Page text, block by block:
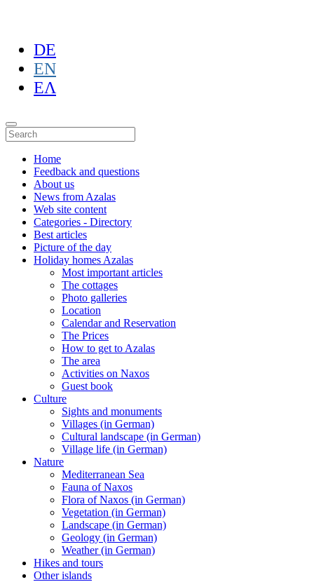
DE
EN
ΕΛ
Home
Feedback and questions
About us
News from Azalas
Web site content
Categories - Directory
Best articles
Picture of the day
Holiday homes Azalas
Most important articles
The cottages
Photo galleries
Location
Calendar and Reservation
The Prices
How to get to Azalas
The area
Activities on Naxos
Guest book
Culture
Sights and monuments
Villages (in German)
Cultural landscape (in German)
Village life (in German)
Nature
Mediterranean Sea
Fauna of Naxos
Flora of Naxos (in German)
Vegetation (in German)
Landscape (in German)
Geology (in German)
Weather (in German)
Hikes and tours
Other islands